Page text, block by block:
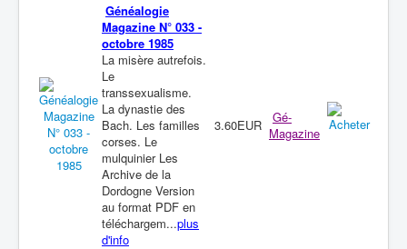
Généalogie
Magazine N° 033 -
octobre 1985
La misère autrefois.
Le
transsexualisme.
La dynastie des
Bach. Les familles
corses. Le
mulquinier Les
Archive de la
Dordogne Version
au format PDF en
téléchargem...plus
d'info
3.60EUR
Gé-
Magazine